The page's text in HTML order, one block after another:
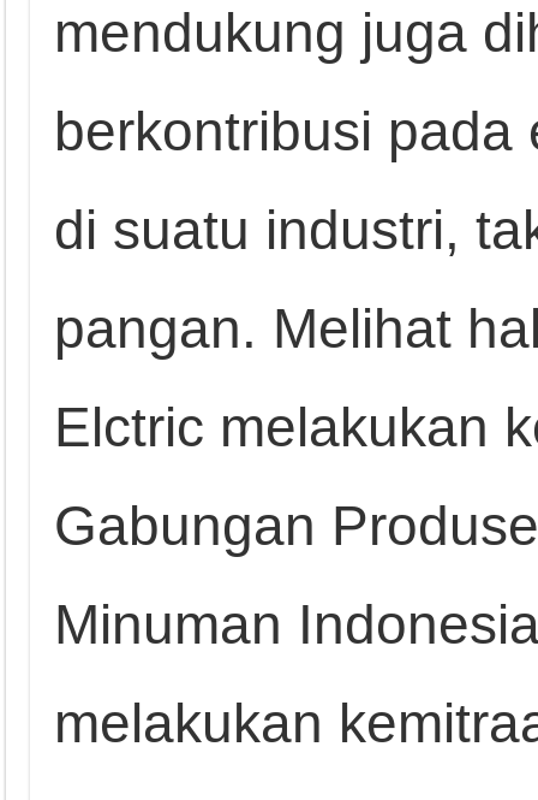
mendukung juga
berkontribusi pada
di suatu industri,
pangan. Melihat
Elctric melakukan
Gabungan
Minuman
melakukan